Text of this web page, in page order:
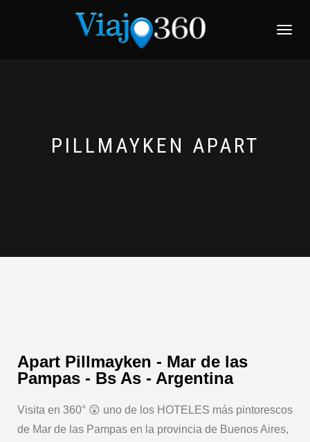
PILLMAYKEN APART
Apart Pillmayken - Mar de las
Pampas - Bs As - Argentina
Visita en 360° 😲 uno de los HOTELES más pintorescos
de Mar de las Pampas en la provincia de Buenos Aires,